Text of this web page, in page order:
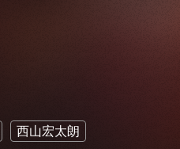
西山宏太朗